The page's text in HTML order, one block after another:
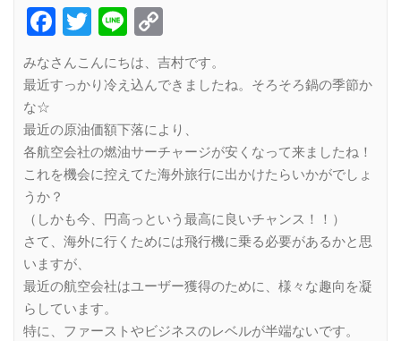
Facebook
Twitter
Line
Link
みなさんこんにちは、吉村です。
最近すっかり冷え込んできましたね。そろそろ鍋の季節か
な☆
最近の原油価額下落により、
各航空会社の燃油サーチャージが安くなって来ましたね！
これを機会に控えてた海外旅行に出かけたらいかがでしょ
うか？
（しかも今、円高っという最高に良いチャンス！！）
さて、海外に行くためには飛行機に乗る必要があるかと思
いますが、
最近の航空会社はユーザー獲得のために、様々な趣向を凝
らしています。
特に、ファーストやビジネスのレベルが半端ないです。